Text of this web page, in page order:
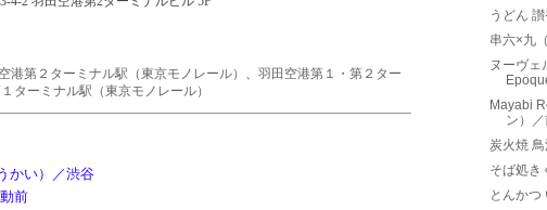
港第２ターミナル駅（東京モノレール） 、 羽田空港第１・第２ター
ターミナル駅（東京モノレール）
かい）／渋谷
前
うどん
串六×九
ヌーヴェ
Mayabi
ン）／
炭火焼 鳥
そば処き
とんかつ